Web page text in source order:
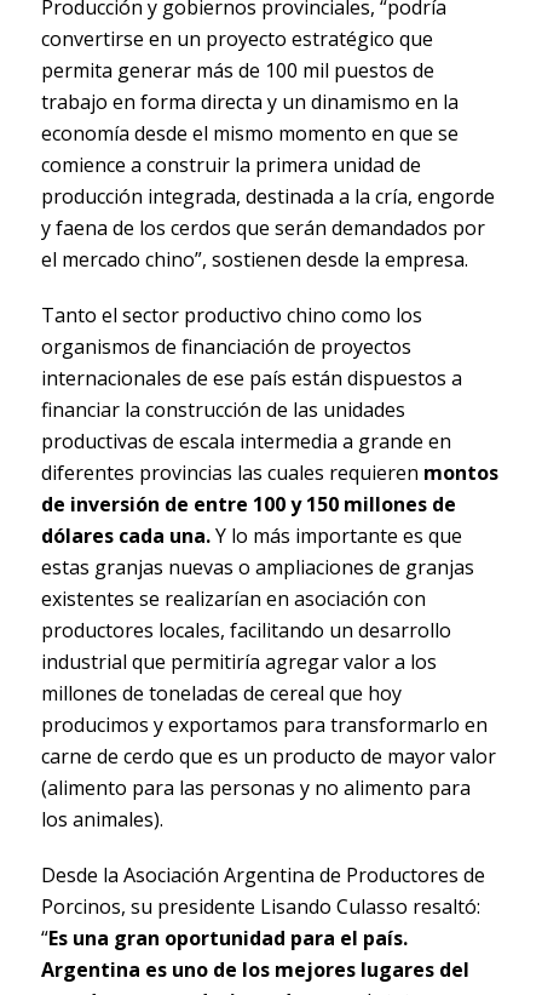
Producción y gobiernos provinciales, “podría
convertirse en un proyecto estratégico que
permita generar más de 100 mil puestos de
trabajo en forma directa y un dinamismo en la
economía desde el mismo momento en que se
comience a construir la primera unidad de
producción integrada, destinada a la cría, engorde
y faena de los cerdos que serán demandados por
el mercado chino”, sostienen desde la empresa.
Tanto el sector productivo chino como los
organismos de financiación de proyectos
internacionales de ese país están dispuestos a
financiar la construcción de las unidades
productivas de escala intermedia a grande en
diferentes provincias las cuales requieren montos
de inversión de entre 100 y 150 millones de
dólares cada una.Y lo más importante es que
estas granjas nuevas o ampliaciones de granjas
existentes se realizarían en asociación con
productores locales, facilitando un desarrollo
industrial que permitiría agregar valor a los
millones de toneladas de cereal que hoy
producimos y exportamos para transformarlo en
carne de cerdo que es un producto de mayor valor
(alimento para las personas y no alimento para
los animales).
Desde la Asociación Argentina de Productores de
Porcinos, su presidente Lisando Culasso resaltó:
“Es una gran oportunidad para el país.
Argentina es uno de los mejores lugares del